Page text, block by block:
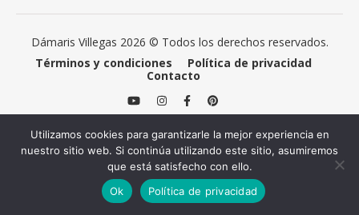
Dámaris Villegas 2026 © Todos los derechos reservados.
Términos y condiciones
Política de privacidad
Contacto
Utilizamos cookies para garantizarle la mejor experiencia en
nuestro sitio web. Si continúa utilizando este sitio, asumiremos
que está satisfecho con ello.
Ok
Política de privacidad